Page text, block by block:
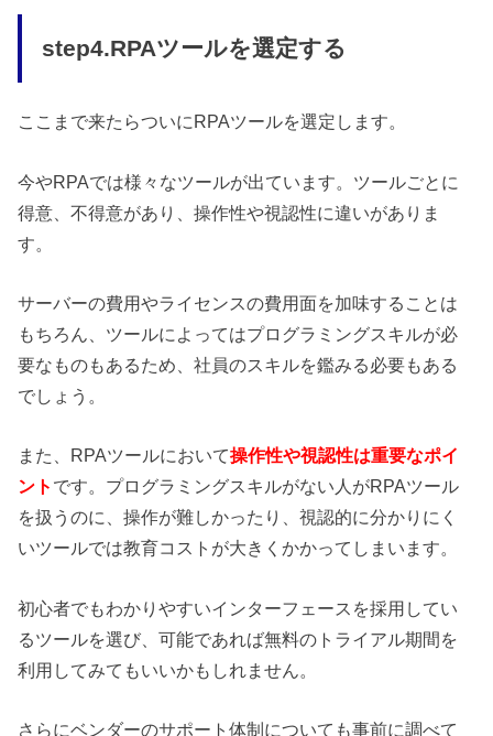
step4.RPAツールを選定する
ここまで来たらついにRPAツールを選定します。
今やRPAでは様々なツールが出ています。ツールごとに
得意、不得意があり、操作性や視認性に違いがありま
す。
サーバーの費用やライセンスの費用面を加味することは
もちろん、ツールによってはプログラミングスキルが必
要なものもあるため、社員のスキルを鑑みる必要もある
でしょう。
また、RPAツールにおいて操作性や視認性は重要なポイ
ント です。プログラミングスキルがない人がRPAツール
を扱うのに、操作が難しかったり、視認的に分かりにく
いツールでは教育コストが大きくかかってしまいます。
初心者でもわかりやすいインターフェースを採用してい
るツールを選び、可能であれば無料のトライアル期間を
利用してみてもいいかもしれません。
さらにベンダーのサポート体制についても事前に調べて